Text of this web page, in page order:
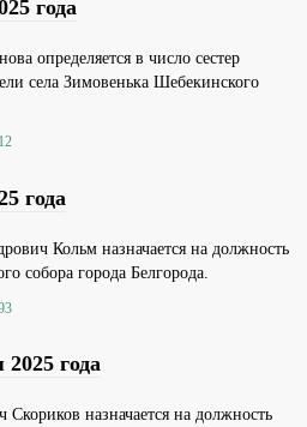
года
определяется в число сестер
села Зимовенька Шебекинского
года
Кольм назначается на должность
собора города Белгорода.
года
назначается на должность